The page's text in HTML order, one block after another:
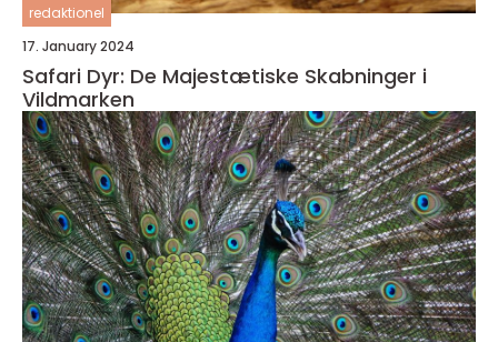
redaktionel
17. January 2024
Safari Dyr: De Majestætiske Skabninger i
Vildmarken